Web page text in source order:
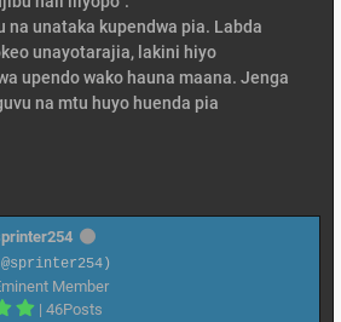
na unataka kupendwa pia. Labda
unayotarajia, lakini hiyo
upendo wako hauna maana. Jenga
na mtu huyo huenda pia
Member
| 46Posts